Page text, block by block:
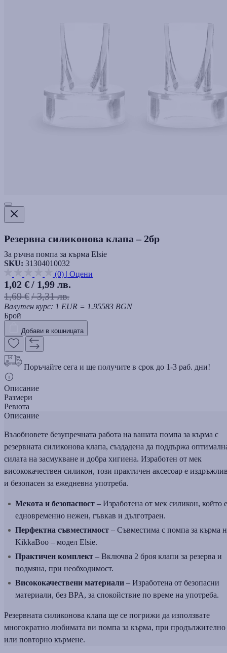
Резервна силиконова клапа – 2бр
За ръчна помпа за кърма Elsie
SKU: 31304010032
(0) | Оцени
1,02 €/ 1,99 лв.
1,69 €/ 3,31 лв.
Валутен курс: 1 EUR = 1.95583 BGN
Брой
Добави в кошницата
Поръчайте сега и ще получите в срок до 1-3 раб. дни!
Описание
Размери
Ревюта
Описание
Възобновете безупречната работа на вашата помпа за кърма с
резервната силиконова клапа, създадена да поддържа
силата на засмукване и добра хигиена. Изработен от мек
висококачествен силикон, този практичен аксесоар е
и безопасен за ежедневна употреба.
Мекота и безопасност – Изработена от мек силикон, който е
едновременно нежен, гъвкав и дълготраен.
Перфектна съвместимост – Съвместима с помпа за кърма
KikkaBoo – модел Elsie.
Практичен комплект – Включва 2 броя клапи за резерва и
подмяна, при необходимост.
Висококачествени материали – Изработена от безопасни
материали, без BPA, за спокойствие по време на употреба.
Резервната силиконова клапа ще се погрижи да използвате
многократно любимата ви помпа за кърма, при продължително
или повторно кърмене.